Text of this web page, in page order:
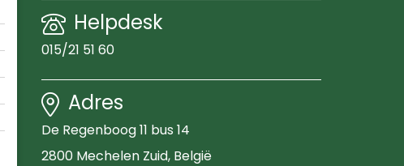
Helpdesk
015/21 51 60
Adres
De Regenboog 11 bus 14
2800 Mechelen Zuid, België